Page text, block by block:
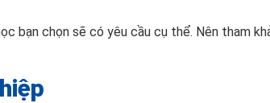
bạn chọn sẽ có yêu cầu cụ thể. Nên tham